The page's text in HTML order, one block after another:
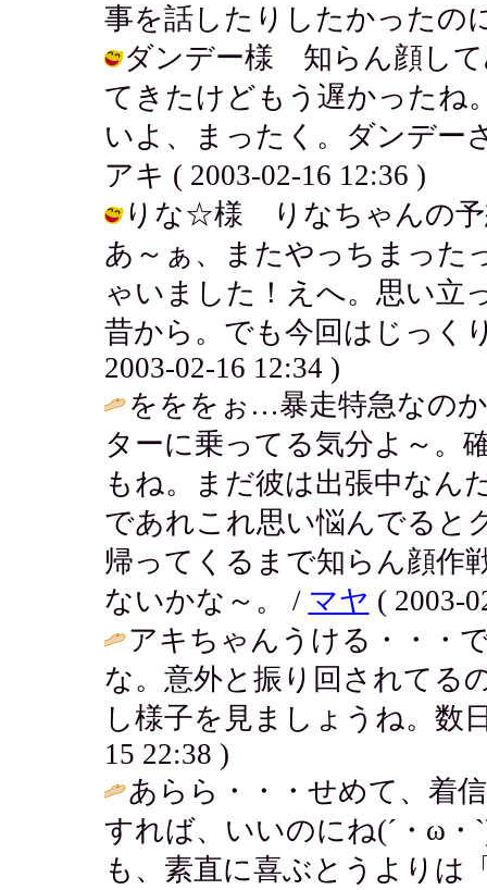
事を話したりしたかったの
ダンデー様 知らん顔して
てきたけどもう遅かったね
いよ、まったく。ダンデー
アキ ( 2003-02-16 12:36 )
りな☆様 りなちゃんの予
あ～ぁ、またやっちまった
ゃいました！えへ。思い立
昔から。でも今回はじっく
2003-02-16 12:34 )
をををぉ…暴走特急なの
ターに乗ってる気分よ～。
もね。まだ彼は出張中なん
であれこれ思い悩んでると
帰ってくるまで知らん顔作
ないかな～。 / マヤ ( 2003-
アキちゃんうける・・・
な。意外と振り回されてる
し様子を見ましょうね。数
15 22:38 )
あらら・・・せめて、着
すれば、いいのにね(´・ω
も、素直に喜ぶとうよりは